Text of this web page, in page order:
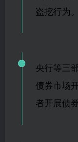
盗挖行为。
央行等三
债券市场
者开展债